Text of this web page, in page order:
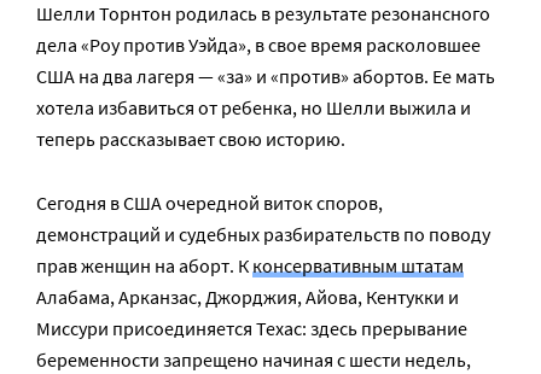
Шелли Торнтон родилась в результате резонансного
дела «Роу против Уэйда», в свое время расколовшее
США на два лагеря — «за» и «против» абортов. Ее мать
хотела избавиться от ребенка, но Шелли выжила и
теперь рассказывает свою историю.
Сегодня в США очередной виток споров,
демонстраций и судебных разбирательств по поводу
прав женщин на аборт. Кконсервативным штатам
Алабама, Арканзас, Джорджия, Айова, Кентукки и
Миссури присоединяется Техас: здесь прерывание
беременности запрещено начиная с шести недель,